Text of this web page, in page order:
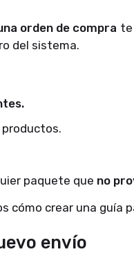
orden de compra te
del sistema.
productos.
paquete que no
cómo crear una guía
envío